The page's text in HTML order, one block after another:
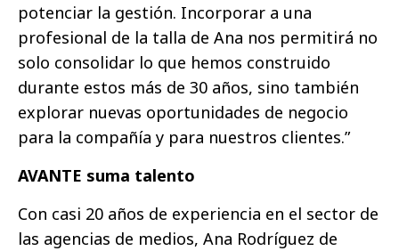
potenciar la gestión. Incorporar a una
profesional de la talla de Ana nos permitirá no
solo consolidar lo que hemos construido
durante estos más de 30 años, sino también
explorar nuevas oportunidades de negocio
para la compañía y para nuestros clientes.”
AVANTE suma talento
Con casi 20 años de experiencia en el sector de
las agencias de medios, Ana Rodríguez de